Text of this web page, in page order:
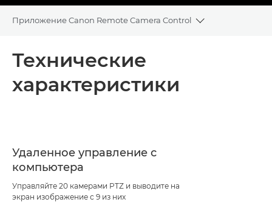
Приложение Canon Remote Camera Control
Toggle
Технические характеристики
Технические
характеристики
Удаленное управление с
компьютера
Управляйте 20 камерами PTZ и выводите на
экран изображение с 9 из них